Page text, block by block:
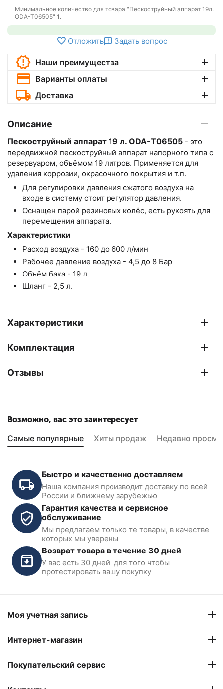
Минимальное количество для товара "Пескоструйный аппарат 19л.
ODA-T06505" 1.
Отложить Задать вопрос
Наши преимущества
Варианты оплаты
Доставка
Описание
Пескоструйный аппарат 19 л. ODA-T06505 - это
передвижной пескоструйный аппарат напорного типа с
резервуаром, объёмом 19 литров. Применяется для
удаления коррозии, окрасочного покрытия и т.п.
Для регулировки давления сжатого воздуха на
входе в систему стоит регулятор давления.
Оснащен парой резиновых колёс, есть рукоять для
перемещения аппарата.
Характеристики
Расход воздуха - 160 до 600 л/мин
Рабочее давление воздуха - 4,5 до 8 Бар
Объём бака - 19 л.
Шланг - 2,5 л.
Характеристики
Комплектация
Отзывы
Возможно, вас это заинтересует
Самые популярные Хиты продаж Недавно
Быстро и качественно доставляем
Наша компания производит доставку по всей
России и ближнему зарубежью
Гарантия качества и сервисное
обслуживание
Мы предлагаем только те товары, в качестве
которых мы уверены
Возврат товара в течение 30 дней
У вас есть 30 дней, для того чтобы
протестировать вашу покупку
Моя учетная запись
Интернет-магазин
Покупательский сервис